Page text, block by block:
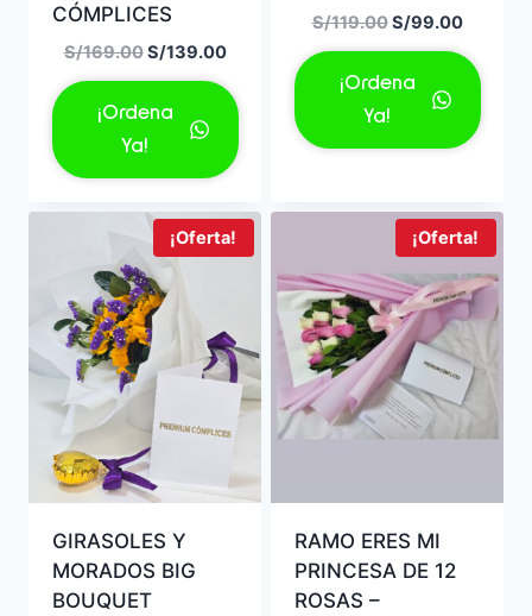
CÓMPLICES
S/169.00El
precio
original
era:
S/169.00.
S/139.00El
actual
S/139.00.
¡Ordena
Ya!
S/119.00El
precio
original
S/99.00El
actual
S/
¡Ordena
Ya!
¡Oferta!
GIRASOLES Y
MORADOS BIG
BOUQUET
¡Oferta!
RAMO ERES MI
PRINCESA DE 12
ROSAS –